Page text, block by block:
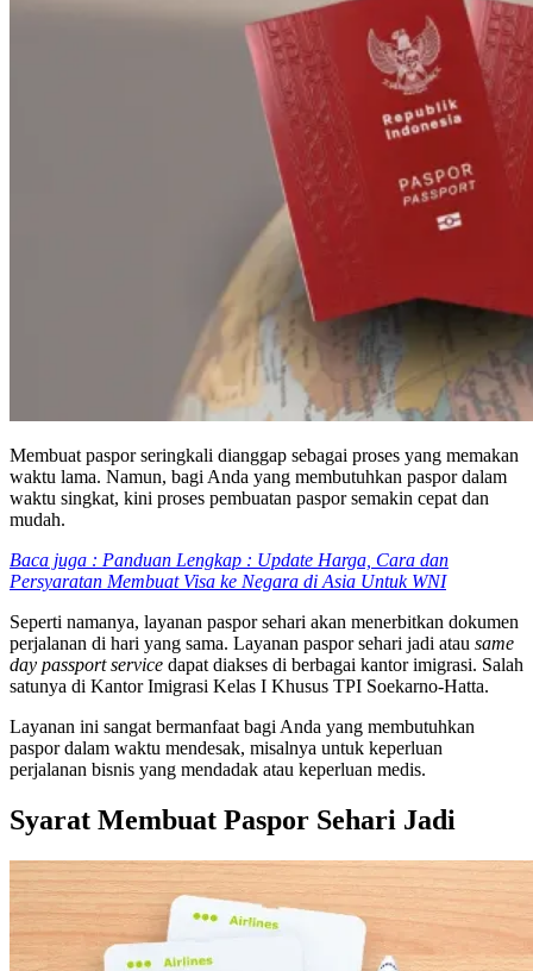
Membuat paspor seringkali dianggap sebagai proses yang memakan
waktu lama. Namun, bagi Anda yang membutuhkan paspor dalam
waktu singkat, kini proses pembuatan paspor semakin cepat dan
mudah.
Baca juga : Panduan Lengkap : Update Harga, Cara dan
Persyaratan Membuat Visa ke Negara di Asia Untuk WNI
Seperti namanya, layanan paspor sehari akan menerbitkan dokumen
perjalanan di hari yang sama. Layanan paspor sehari jadi atau same
day passport service dapat diakses di berbagai kantor imigrasi. Salah
satunya di Kantor Imigrasi Kelas I Khusus TPI Soekarno-Hatta.
Layanan ini sangat bermanfaat bagi Anda yang membutuhkan
paspor dalam waktu mendesak, misalnya untuk keperluan
perjalanan bisnis yang mendadak atau keperluan medis.
Syarat Membuat Paspor Sehari Jadi